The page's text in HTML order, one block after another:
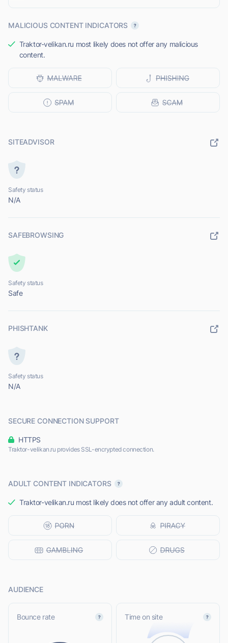
MALICIOUS CONTENT INDICATORS
Traktor-velikan.ru most likely does not offer any malicious
content.
SITEADVISOR
Safety status
N/A
SAFEBROWSING
Safety status
Safe
PHISHTANK
Safety status
N/A
SECURE CONNECTION SUPPORT
HTTPS
Traktor-velikan.ru provides SSL-encrypted connection.
ADULT CONTENT INDICATORS
Traktor-velikan.ru most likely does not offer any adult content.
AUDIENCE
Bounce rate Time on site